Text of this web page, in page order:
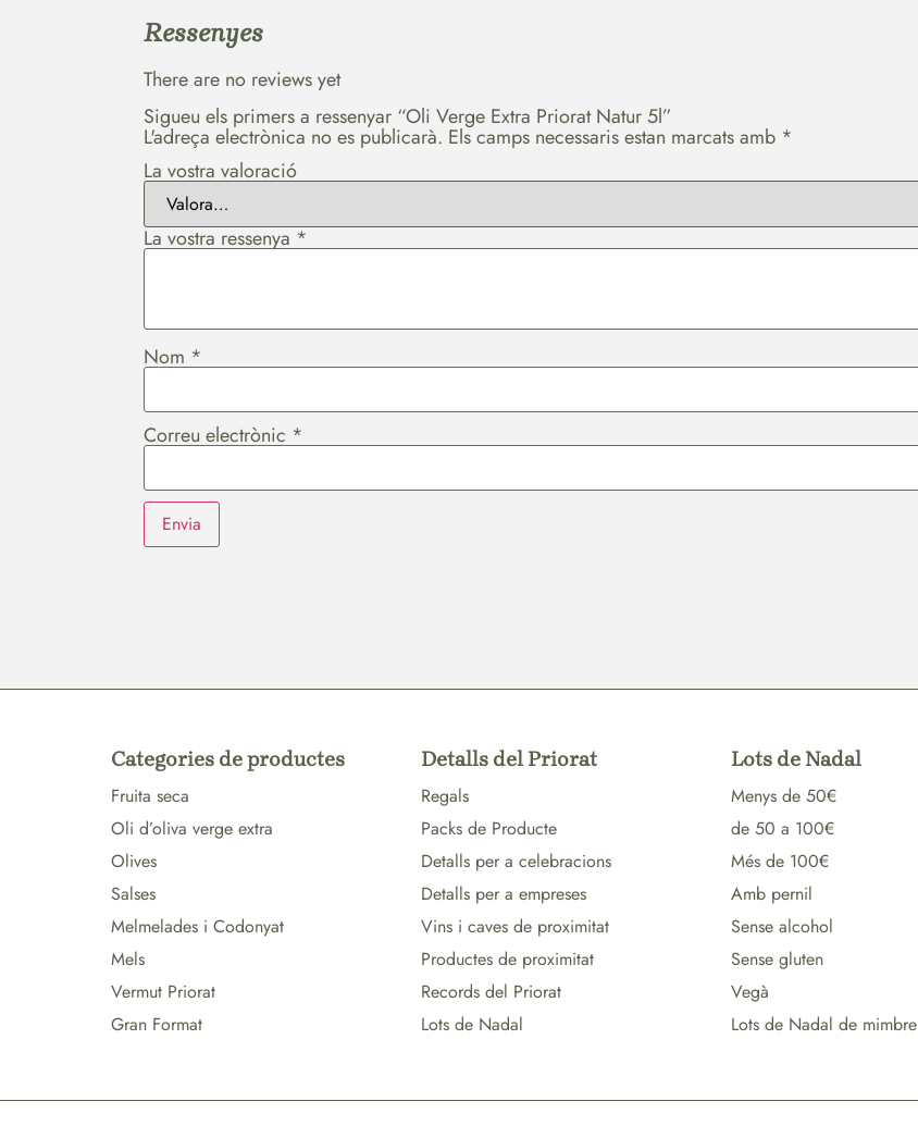
Ressenyes
There are no reviews yet
Sigueu els primers a ressenyar “Oli Verge Extra Priorat Natur 5l”
L'adreça electrònica no es publicarà. Els camps necessaris estan marcats amb *
La vostra valoració
La vostra ressenya *
Nom *
Correu electrònic *
Categories de productes
Fruita seca
Oli d’oliva verge extra
Olives
Salses
Melmelades i Codonyat
Mels
Vermut Priorat
Gran Format
Detalls del Priorat
Regals
Packs de Producte
Detalls per a celebracions
Detalls per a empreses
Vins i caves de proximitat
Productes de proximitat
Records del Priorat
Lots de Nadal
Lots de Nadal
Menys de 50€
de 50 a 100€
Més de 100€
Amb pernil
Sense alcohol
Sense gluten
Vegà
Lots de Nadal de mimbre